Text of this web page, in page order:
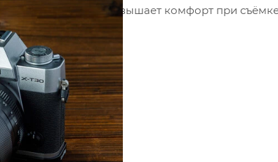
но значительно повышает комфорт при